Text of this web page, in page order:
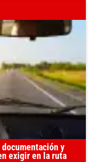
y
exigir en la ruta